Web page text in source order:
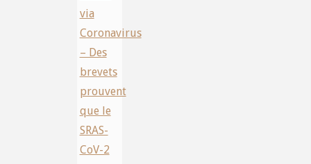
via
Coronavirus
– Des
brevets
prouvent
que le
SRAS-
CoV-2